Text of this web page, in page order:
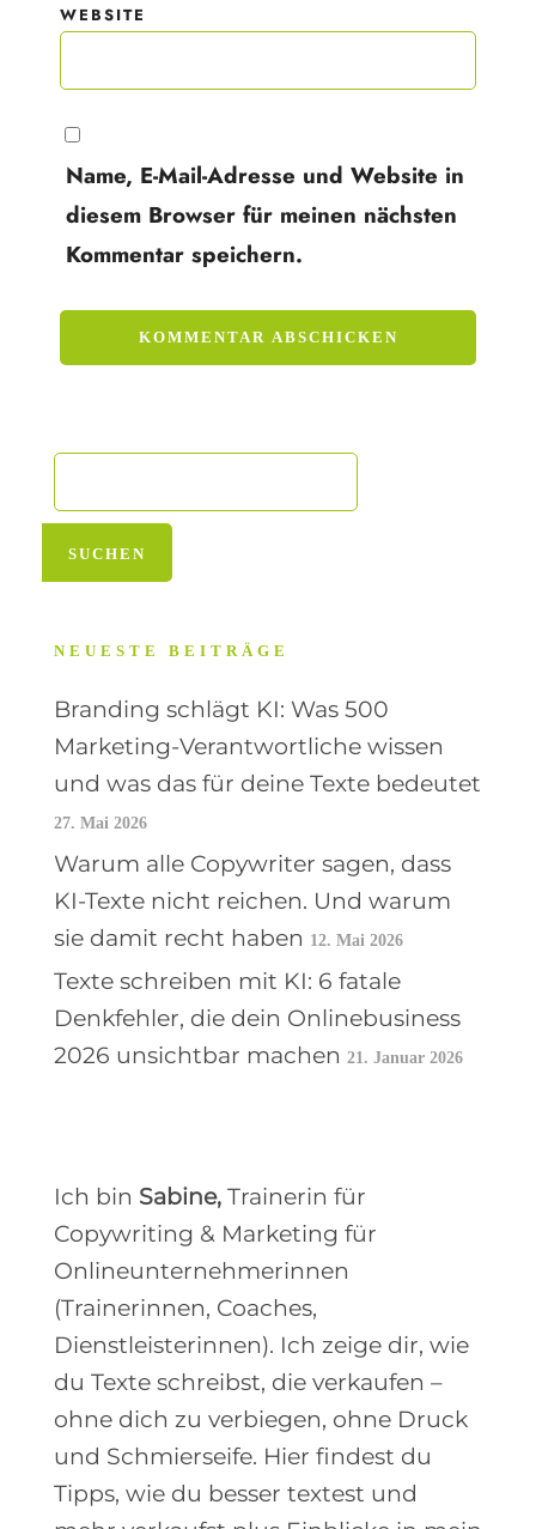
WEBSITE
Name, E-Mail-Adresse und Website in
diesem Browser für meinen nächsten
Kommentar speichern.
NEUESTE BEITRÄGE
Branding schlägt KI: Was 500
Marketing-Verantwortliche wissen
und was das für deine Texte bedeutet
27. Mai 2026
Warum alle Copywriter sagen, dass
KI-Texte nicht reichen. Und warum
sie damit recht haben 12. Mai 2026
Texte schreiben mit KI: 6 fatale
Denkfehler, die dein Onlinebusiness
2026 unsichtbar machen 21. Januar 2026
Ich bin Sabine, Trainerin für
Copywriting & Marketing für
Onlineunternehmerinnen
(Trainerinnen, Coaches,
Dienstleisterinnen). Ich zeige dir, wie
du Texte schreibst, die verkaufen –
ohne dich zu verbiegen, ohne Druck
und Schmierseife. Hier findest du
Tipps, wie du besser textest und